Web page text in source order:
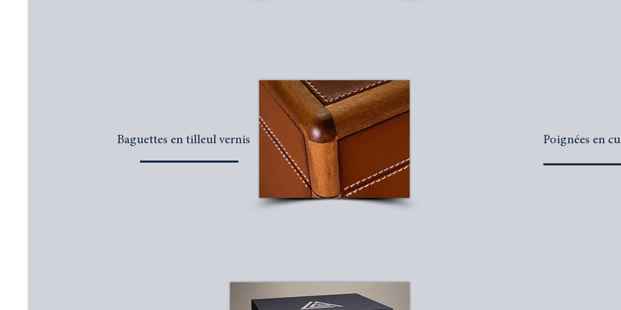
Baguettes en tilleul vernis Poignées en